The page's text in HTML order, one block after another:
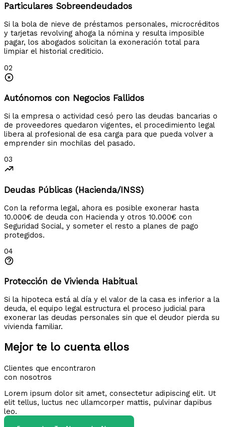
Particulares Sobreendeudados
Si la bola de nieve de préstamos personales, microcréditos
y tarjetas revolving ahoga la nómina y resulta imposible
pagar, los abogados solicitan la exoneración total para
limpiar el historial crediticio.
02
Autónomos con Negocios Fallidos
Si la empresa o actividad cesó pero las deudas bancarias o
de proveedores quedaron vigentes, el procedimiento legal
libera al profesional de esa carga para que pueda volver a
emprender sin mochilas del pasado.
03
Deudas Públicas (Hacienda/INSS)
Con la reforma legal, ahora es posible exonerar hasta
10.000€ de deuda con Hacienda y otros 10.000€ con
Seguridad Social, y someter el resto a planes de pago
protegidos.
04
Protección de Vivienda Habitual
Si la hipoteca está al día y el valor de la casa es inferior a la
deuda, el equipo legal estructura el proceso judicial para
exonerar las deudas personales sin que el deudor pierda su
vivienda familiar.
Mejor te lo cuenta ellos
Clientes que encontraron
con nosotros
Lorem ipsum dolor sit amet, consectetur adipiscing elit. Ut
elit tellus, luctus nec ullamcorper mattis, pulvinar dapibus
leo.